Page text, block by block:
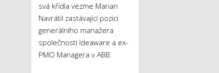
svá křídla vezme Marian
Navrátil zastávající pozici
generálního manažera
společnosti Ideaware a ex-
PMO Managera v ABB.